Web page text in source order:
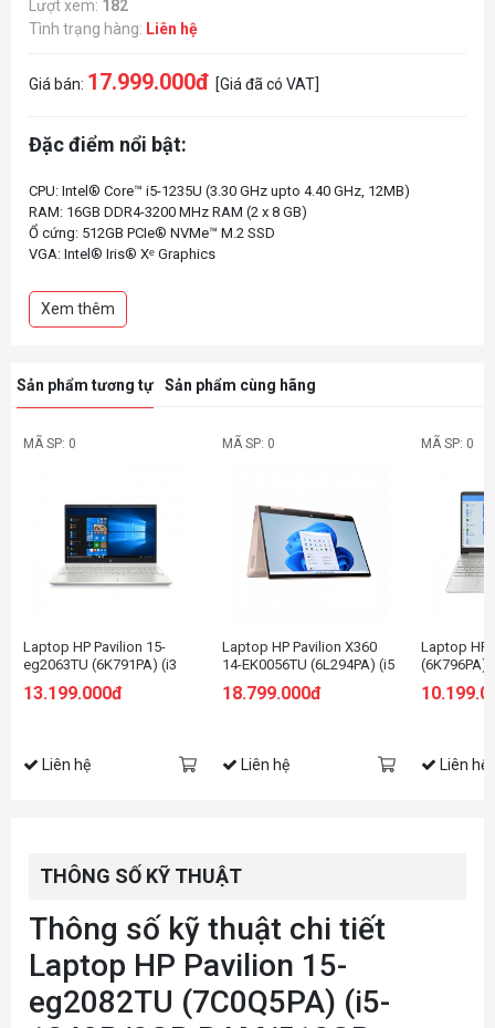
Lượt xem: 182
Tình trạng hàng: Liên hệ
Giá bán: 17.999.000đ [Giá đã có VAT]
Đặc điểm nổi bật:
CPU: Intel® Core™ i5-1235U (3.30 GHz upto 4.40 GHz, 12MB)
RAM: 16GB DDR4-3200 MHz RAM (2 x 8 GB)
Ổ cứng: 512GB PCIe® NVMe™ M.2 SSD
VGA: Intel® Iris® Xᵉ Graphics
Màu sắc: Vàng
Xem thêm
Sản phẩm tương tự Sản phẩm cùng hãng
MÃ SP: 0
Laptop HP Pavilion 15-
eg2063TU (6K791PA) (i3
SSD/15.6 FHD/Win11/Bạc)
13.199.000đ
Liên hệ
MÃ SP: 0
Laptop HP Pavilion X360
14-EK0056TU (6L294PA) (i5
SSD/14 FHD Cảm
18.799.000đ
Liên hệ
MÃ SP: 0
Laptop HP
(6K796PA)
HD/
Liên hệ
THÔNG SỐ KỸ THUẬT
Thông số kỹ thuật chi tiết
Laptop HP Pavilion 15-
eg2082TU (7C0Q5PA) (i5-